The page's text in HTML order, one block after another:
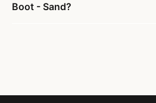
Boot - Sand?